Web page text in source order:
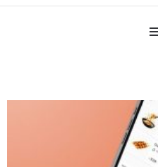
aggropekuliar.se